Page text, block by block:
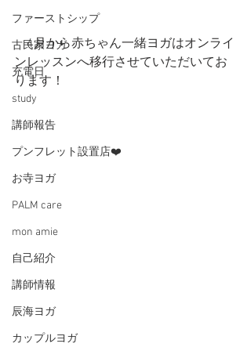
ファーストシップ
古民家ヨガ
充電日
study
講師報告
プンフレット設置店❤️
お寺ヨガ
PALM care
mon amie
自己紹介
講師情報
辰海ヨガ
カップルヨガ
    4月から赤ちゃん一緒ヨガはオンライ
ンレッスンへ移行させていただいてお
ります！